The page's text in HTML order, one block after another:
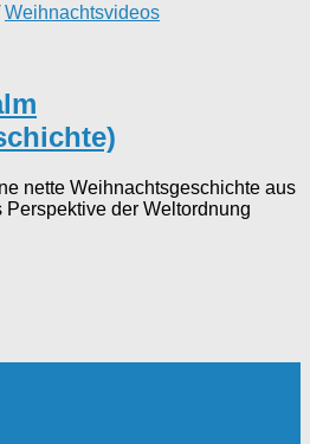
Weihnachtsvideos
nette Weihnachtsgeschichte aus
Perspektive der Weltordnung